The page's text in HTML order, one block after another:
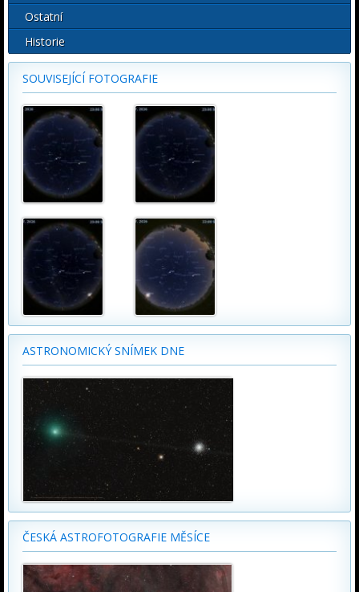
Ostatní
Historie
SOUVISEJÍCÍ FOTOGRAFIE
ASTRONOMICKÝ SNÍMEK DNE
ČESKÁ ASTROFOTOGRAFIE MĚSÍCE